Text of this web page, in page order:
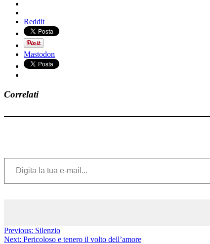
Reddit
Mastodon
Correlati
Digita la tua e-mail...
Previous: Silenzio
Next: Pericoloso e tenero il volto dell’amore